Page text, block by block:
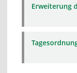
Erweiterung